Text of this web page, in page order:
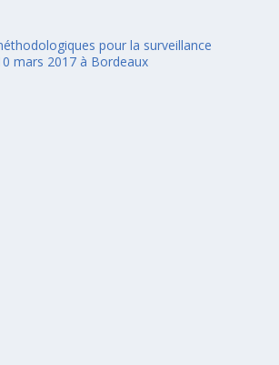
pour la surveillance
mars 2017 à Bordeaux